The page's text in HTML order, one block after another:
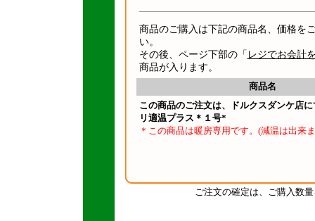
商品のご購入は下記の商品名、価格を
い。
その後、ページ下部の「 レジでお会計
商品が入ります。
商品名
この商品のご注文は、ドルクスダンケ店
リ適温プラス＊１号*
＊この商品は暖房専用です。(減温は出来
ご注文の確定は、ご購入数